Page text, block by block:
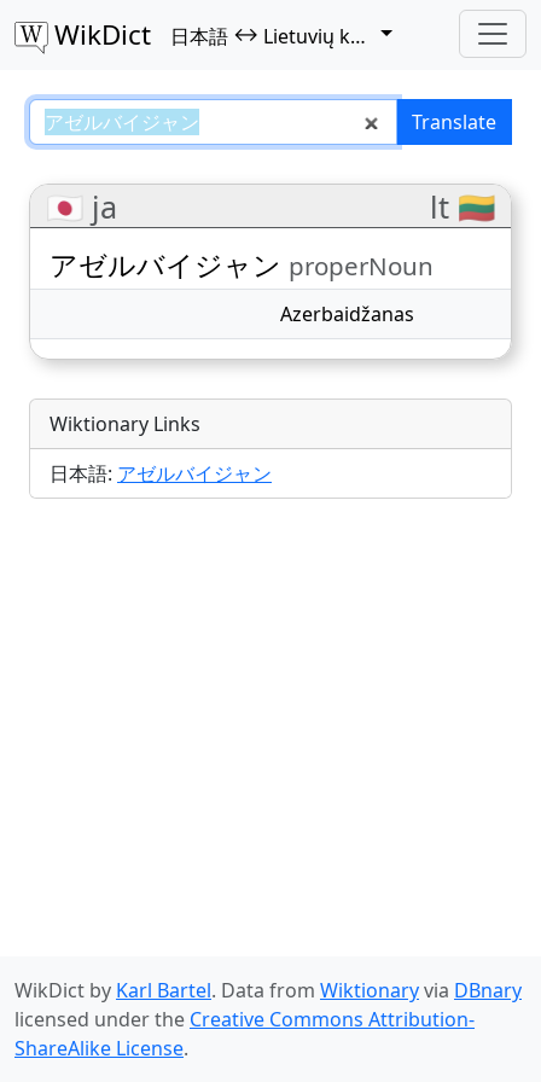
WikDict 日本語↔ Lietuvių kalba
アゼルバイジャン – 日本語Translate
🇯🇵 ja lt 🇱🇹
アゼルバイジャン properNoun
Azerbaidžanas
Wiktionary Links
日本語: アゼルバイジャン
WikDict by Karl Bartel. Data from Wiktionaryvia DBnary
licensed under the Creative Commons Attribution-
ShareAlike License.